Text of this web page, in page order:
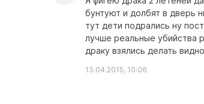
бунтуют и долбят в дверь
тут дети подрались ну
лучше реальные убийства
драку взялись делать
13.04.2015, 10:06